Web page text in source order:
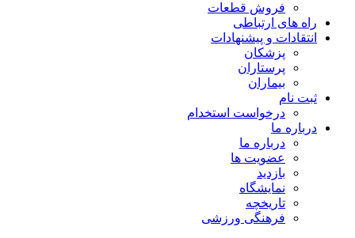
فروش قطعات
راه های ارتباطی
انتقادات و پيشنهادات
پزشكان
پرستاران
بيماران
ثبت نام
درخواست استخدام
درباره ما
درباره ما
عضویت ها
بازدید
نمایشگاه
تاريخچه
فرهنگی ورزشی